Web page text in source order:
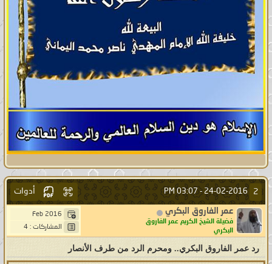
2
24-02-2016 -
03:07 PM أدوات
عمر الفاروق البكري
فضيلة الشيخ الكريم عمر الفاروق
البكري
Feb 2016
المشاركات : 4
رد عمر الفاروق البكري.. ومحرم الرد من طرف الأنصار